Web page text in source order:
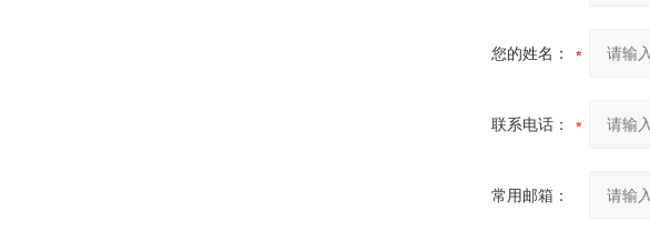
您的姓名：
联系电话：
常用邮箱：